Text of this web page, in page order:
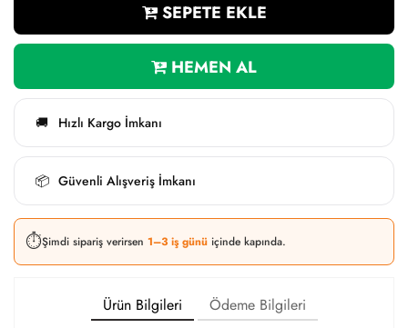
SEPETE EKLE
HEMEN AL
🚚 Hızlı Kargo İmkanı
📦 Güvenli Alışveriş İmkanı
⏱️Şimdi sipariş verirsen 1–3 iş günü içinde kapında.
Ürün Bilgileri
Ödeme Bilgileri